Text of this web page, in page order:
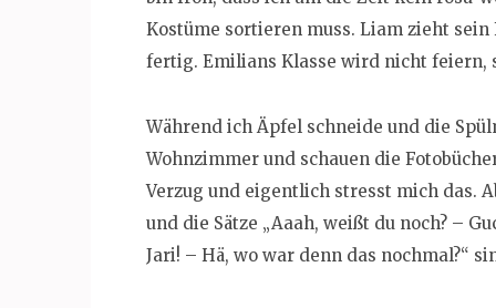
Kostüme sortieren muss. Liam zieht
fertig. Emilians Klasse wird nicht feiern,
Während ich Äpfel schneide und die
Wohnzimmer und schauen die
Verzug und eigentlich stresst mich das.
und die Sätze „Aaah, weißt du noch? –
Jari! – Hä, wo war denn das nochmal?“